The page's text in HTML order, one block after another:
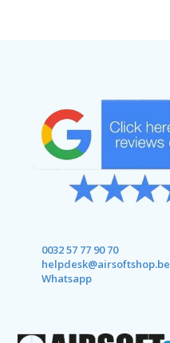
0032 57 77 90 70
helpdesk@airsoftshop.be
Whatsapp